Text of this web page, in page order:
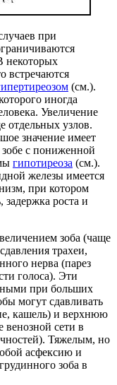
при
некоторых
встречаются
(см.).
иногда
Увеличение
отдельных узлов.
значение имеет
зобе с пониженной
гипотиреоза (см.).
железы имеется
при котором
задержка роста и
зоба (чаще
трахеи,
нерва (парез
голоса). Эти
при больших
могут сдавливать
кашель) и верхнюю
сети в
Тяжелым, но
асфексию и
зоба в